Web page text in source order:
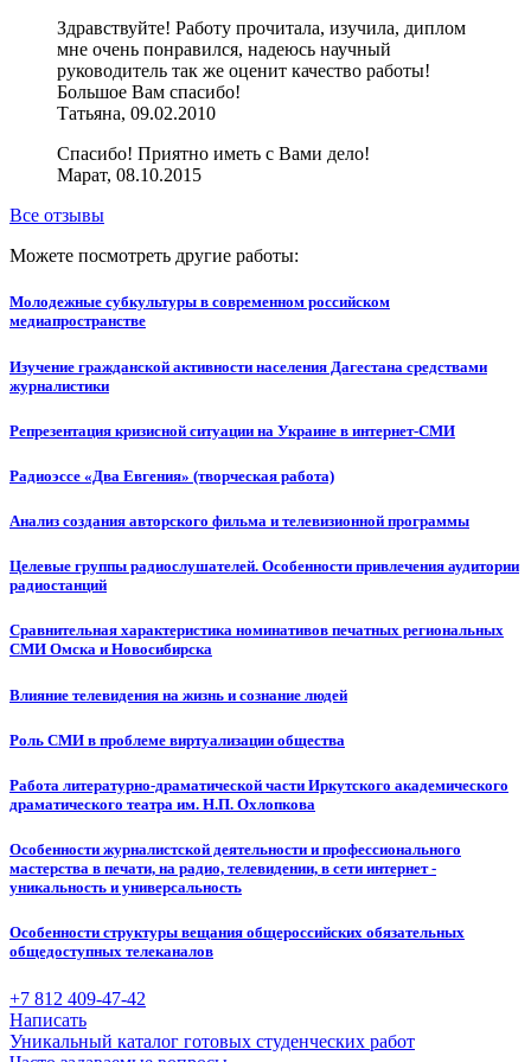
Здравствуйте! Работу прочитала, изучила, диплом
мне очень понравился, надеюсь научный
руководитель так же оценит качество работы!
Большое Вам спасибо!
Татьяна, 09.02.2010
Спасибо! Приятно иметь с Вами дело!
Марат, 08.10.2015
Все отзывы
Можете посмотреть другие работы:
Молодежные субкультуры в современном российском
медиапространстве
Изучение гражданской активности населения Дагестана средствами
журналистики
Репрезентация кризисной ситуации на Украине в интернет-СМИ
Радиоэссе «Два Евгения» (творческая работа)
Анализ создания авторского фильма и телевизионной программы
Целевые группы радиослушателей. Особенности привлечения аудитории
радиостанций
Сравнительная характеристика номинативов печатных региональных
СМИ Омска и Новосибирска
Влияние телевидения на жизнь и сознание людей
Роль СМИ в проблеме виртуализации общества
Работа литературно-драматической части Иркутского академического
драматического театра им. Н.П. Охлопкова
Особенности журналистской деятельности и профессионального
мастерства в печати, на радио, телевидении, в сети интернет -
уникальность и универсальность
Особенности структуры вещания общероссийских обязательных
общедоступных телеканалов
+7 812 409-47-42
Написать
Уникальный каталог готовых студенческих работ